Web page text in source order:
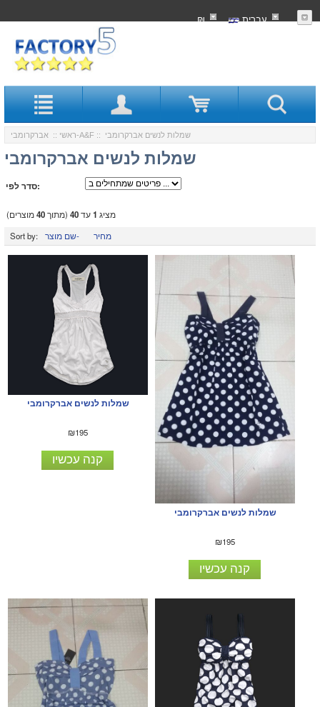
עִברִית ₪
ראשי :: אברקרומבי-A&F :: שמלות לנשים אברקרומבי
שמלות לנשים אברקרומבי
סדר לפי:
מציג 1עד40 (מתוך40מוצרים)
Sort by:
שם מוצר- מחיר
שמלות לנשים אברקרומבי
₪195
קנה עכשיו
שמלות לנשים אברקרומבי
₪195
קנה עכשיו